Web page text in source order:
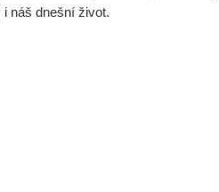
náš dnešní život.